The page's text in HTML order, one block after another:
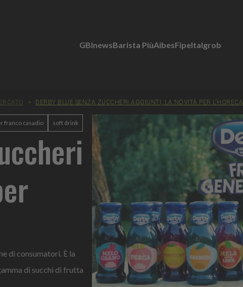
GBInewsBarista PiùAibesFipeItalgrob
> DERBY BLUE SENZA ZUCCHERI AGGIUNTI, LA NOVITÀ PER L'HORECA
franco casadio soft drink
di consumatori. È la
di succhi di frutta